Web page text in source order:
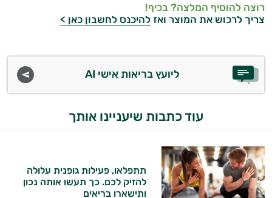
פאמפ
אנרגיה
פעילות
אביזרי
ספורט
רוצה להוסיף המלצה? בכיף!
צריך לרכוש את המוצר ואז להיכנס לחשבון כאן >
ליועץ בריאות אישי AI
עוד כתבות שיעניינו אותך
תתפלאו, פעילות גופנית עלולה
להזיק לכם. כך תעשו אותה נכון
ותישארו בריאים
אני יועץ הבריאות האישי AI של טבע בריא.
וספרות מקצועית בתחומי הרפואה הטבעית
ותזונת הספורט.
אני כאן כדי לעזור לך להתאים את תוספי